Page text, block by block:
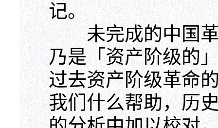
记。
未完成的中国革
乃是「资产阶级的
过去资产阶级革命
我们什么帮助，历